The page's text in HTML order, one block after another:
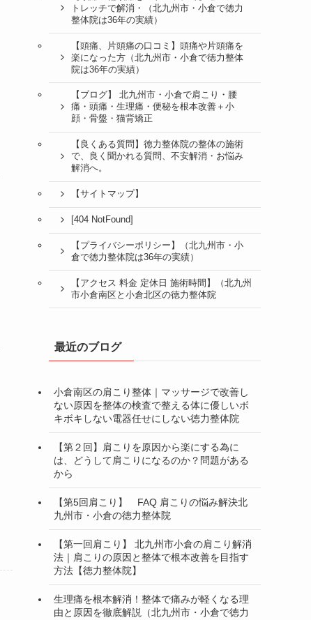
トレッチで解消・（北九州市・小倉で徳力
整体院は36年の実績）
【頭痛、片頭痛の口コミ】頭痛や片頭痛を
楽になった方（北九州市・小倉で徳力整体
院は36年の実績）
【ブログ】 北九州市・小倉で肩こり・腰
痛・頭痛・生理痛・便秘を根本改善＋小
顔・骨盤・猫背矯正
【良くある質問】徳力整体院の整体の施術
で、良く聞かれる質問、不安解消・お悩み
解消へ。
【サイトマップ】
[404 NotFound]
【プライバシーポリシー】（北九州市・小
倉で徳力整体院は36年の実績）
【アクセス 料金 定休日 施術時間】（北九州
市小倉南区と小倉北区の徳力整体院
最近のブログ
小倉南区の肩こり整体｜マッサージで改善し
ない原因を整体の検査で整える体に優しいボ
キボキしない電器任せにしない徳力整体院
【第２回】肩こりを原因から楽にする為に
は、どうして肩こりになるのか？問題がある
から
【第5回肩こり】 FAQ 肩こりの悩み解決北
九州市・小倉の徳力整体院
【第一回肩こり】 北九州市小倉の肩こり解消
法｜肩こりの原因と整体で根本改善を目指す
方法【徳力整体院】
生理痛を根本解消！整体で痛みが軽くなる理
由と原因を徹底解説（北九州市・小倉で徳力